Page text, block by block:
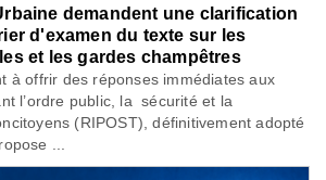
demandent une clarification
d'examen du texte sur les
et les gardes champêtres
à offrir des réponses immédiates aux
l’ordre public, la sécurité et la
(RIPOST), définitivement adopté
...